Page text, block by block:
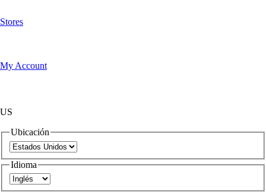
Stores
My Account
US
Ubicación
Idioma